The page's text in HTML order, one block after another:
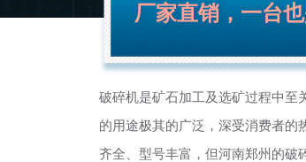
厂家直销，一台
破碎机是矿石加工及选矿过程中至
的用途极其的广泛，深受消费者的
齐全、型号丰富，但河南郑州的破